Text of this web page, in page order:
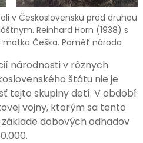
v Československu pred druhou
Reinhard Horn (1938) s
Češka. Paměť národa
národnosti v rôznych
štátu nie je
tejto skupiny detí. V období
vojny, ktorým sa tento
dobových odhadov